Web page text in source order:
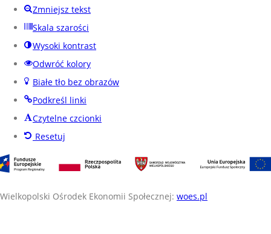
Zmniejsz tekst
Skala szarości
Wysoki kontrast
Odwróć kolory
Białe tło bez obrazów
Podkreśl linki
Czytelne czcionki
Resetuj
Wielkopolski Ośrodek Ekonomii Społecznej: woes.pl